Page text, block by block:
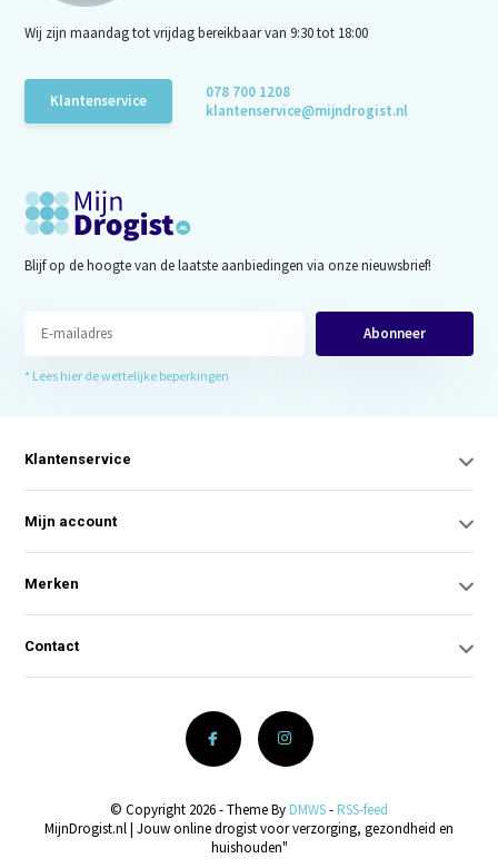
Wij zijn maandag tot vrijdag bereikbaar van 9:30 tot 18:00
Klantenservice
078 700 1208
klantenservice@mijndrogist.nl
Blijf op de hoogte van de laatste aanbiedingen via onze nieuwsbrief!
Abonneer
* Lees hier de wettelijke beperkingen
Klantenservice
Mijn account
Merken
Contact
© Copyright 2026 - Theme By DMWS- RSS-feed
MijnDrogist.nl | Jouw online drogist voor verzorging, gezondheid en
huishouden"